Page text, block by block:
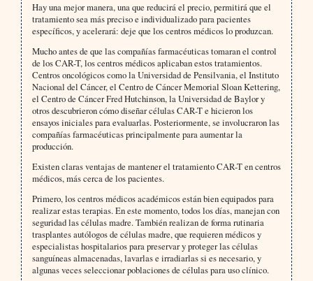
Hay una mejor manera, una que reducirá el precio, permitirá que el
tratamiento sea más preciso e individualizado para pacientes
específicos, y acelerará: deje que los centros médicos lo produzcan.
Mucho antes de que las compañías farmacéuticas tomaran el control
de los CAR-T, los centros médicos aplicaban estos tratamientos.
Centros oncológicos como la Universidad de Pensilvania, el Instituto
Nacional del Cáncer, el Centro de Cáncer Memorial Sloan Kettering,
el Centro de Cáncer Fred Hutchinson, la Universidad de Baylor y
otros descubrieron cómo diseñar células CAR-T e hicieron los
ensayos iniciales para evaluarlas. Posteriormente, se involucraron las
compañías farmacéuticas principalmente para aumentar la
producción.
Existen claras ventajas de mantener el tratamiento CAR-T en centros
médicos, más cerca de los pacientes.
Primero, los centros médicos académicos están bien equipados para
realizar estas terapias. En este momento, todos los días, manejan con
seguridad las células madre. También realizan de forma rutinaria
trasplantes autólogos de células madre, que requieren médicos y
especialistas hospitalarios para preservar y proteger las células
sanguíneas almacenadas, lavarlas e irradiarlas si es necesario, y
algunas veces seleccionar poblaciones de células para uso clínico.